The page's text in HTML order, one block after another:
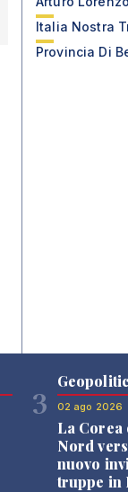
Italia Nostra
Provincia Di
3 02 ago 2026
La Corea
Nord
nuovo
truppe in